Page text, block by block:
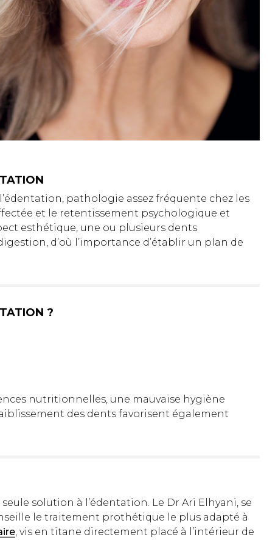
pathologie assez fréquente chez les
et le retentissement psychologique et
esthétique, une ou plusieurs dents
d’où l’importance d’établir un plan de
?
nutritionnelles, une mauvaise hygiène
des dents favorisent également
solution à l’édentation. Le Dr Ari Elhyani, se
le traitement prothétique le plus adapté à
, vis en titane directement placé à l’intérieur de